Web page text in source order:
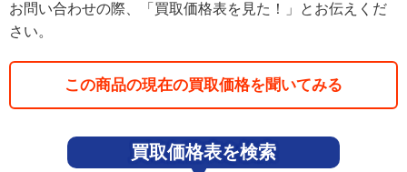
お問い合わせの際、「買取価格表を見た！」とお伝えくだ
さい。
この商品の現在の買取価格を聞いてみる
買取価格表を検索